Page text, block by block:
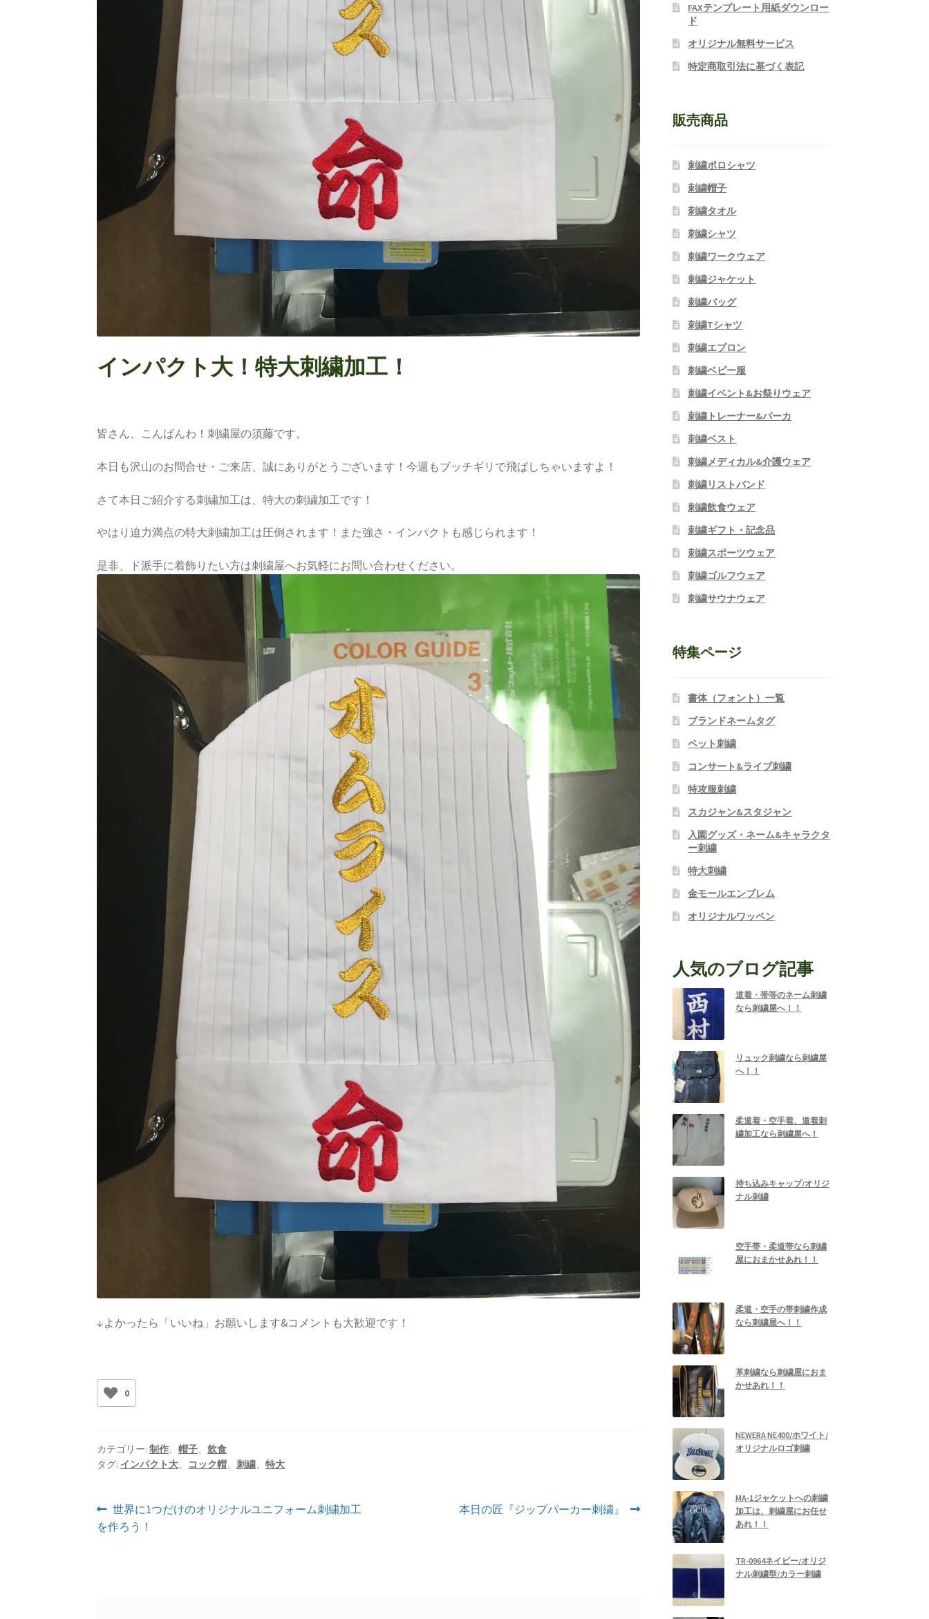
インパクト大！特大刺繍加工！
皆さん、こんばんわ！刺繍屋の須藤です。
本日も沢山のお問合せ・ご来店、誠にありがとうございます！今週もブッチギリで飛ばしちゃいますよ！
さて本日ご紹介する刺繍加工は、特大の刺繍加工です！
やはり迫力満点の特大刺繍加工は圧倒されます！また強さ・インパクトも感じられます！
是非、ド派手に着飾りたい方は刺繍屋へお気軽にお問い合わせください。
↓よかったら「いいね」お願いします&コメントも大歓迎です！
0
カテゴリー:制作、帽子、飲食
タグ: インパクト大、 コック帽、刺繍、特大
投
稿
前
の
世界に1つだけのオリジナルユニフォーム刺繍加工
を作ろう！
次
本日の匠『ジップパーカー刺繍』
FAXテンプレート用紙ダウンロー
ド
オリジナル無料サービス
特定商取引法に基づく表記
販売商品
刺繍ポロシャツ
刺繍帽子
刺繍タオル
刺繍シャツ
刺繍ワークウェア
刺繍ジャケット
刺繍バッグ
刺繍Tシャツ
刺繍エプロン
刺繍ベビー服
刺繍イベント&お祭りウェア
刺繍トレーナー&パーカ
刺繍ベスト
刺繍メディカル&介護ウェア
刺繍リストバンド
刺繍飲食ウェア
刺繍ギフト・記念品
刺繍スポーツウェア
刺繍ゴルフウェア
刺繍サウナウェア
特集ページ
書体（フォント）一覧
ブランドネームタグ
ペット刺繍
コンサート&ライブ刺繍
特攻服刺繍
スカジャン&スタジャン
入園グッズ・ネーム&キャラクタ
ー刺繍
特大刺繍
金モールエンブレム
オリジナルワッペン
人気のブログ記事
道着・帯等のネーム刺繍
なら刺繍屋へ！！
リュック刺繍なら刺繍屋
へ！！
柔道着・空手着、道着刺
繍加工なら刺繍屋へ！
持ち込みキャップ/オリジ
ナル刺繍
空手帯・柔道帯なら刺繍
屋におまかせあれ！！
柔道・空手の帯刺繍作成
なら刺繍屋へ！！
革刺繍なら刺繍屋におま
かせあれ！！
NEWERA NE400/ホワイト/
オリジナルロゴ刺繍
MA-1ジャケットへの刺繍
加工は、刺繍屋にお任せ
あれ！！
TR-0964ネイビー/オリジ
ナル刺繍型/カラー刺繍